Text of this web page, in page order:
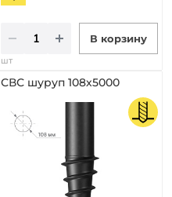
В корзину
шт
СВС шуруп 108х5000